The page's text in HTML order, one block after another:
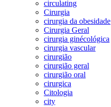
circulating
Cirurgia
cirurgia da obesidade
Cirurgia Geral
cirurgia ginécológica
cirurgia vascular
cirurgião
cirurgião geral
cirurgião oral
cirurgica
Citologia
city